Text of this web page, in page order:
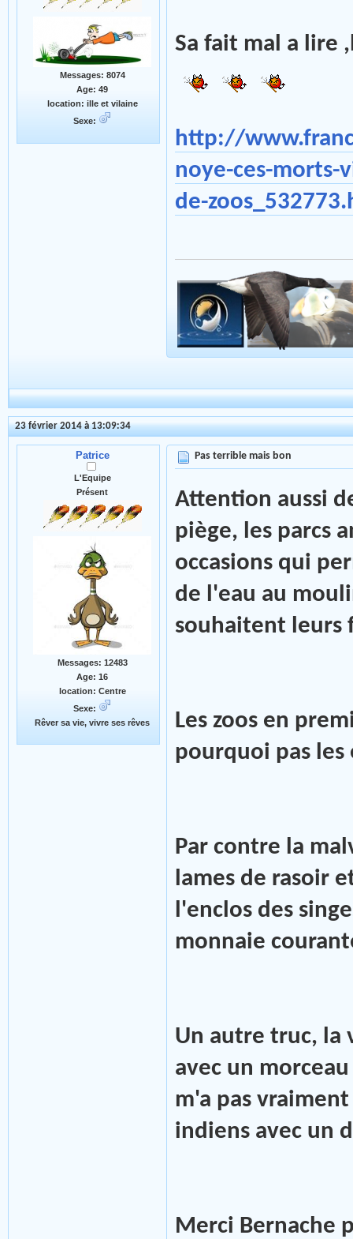
Messages: 8074
Age: 49
location: ille et vilaine
Sexe:
Sa fait mal a lire
http://
noye-ces-morts-
de-
23 février 2014 à 13:09:34
Patrice
L'Equipe
Présent
Messages: 12483
Age: 16
location: Centre
Sexe:
Rêver sa vie, vivre ses rêves
Pas terrible mais bon
Attention aussi
piège, les parcs
occasions qui
de l'eau au
souhaitent leurs
Les zoos en
pourquoi pas les
Par contre la
lames de rasoir
l'enclos des
monnaie
Un autre truc, la
avec un
m'a pas
indiens avec un
Merci